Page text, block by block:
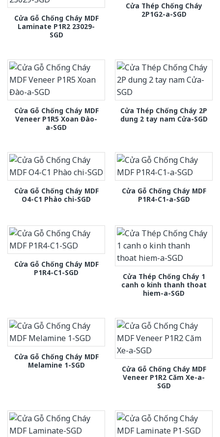
Cửa Gỗ Chống Cháy MDF
Laminate P1R2 23029-
SGD
Cửa Thép Chống Cháy
2P1G2-a-SGD
Cửa Gỗ Chống Cháy MDF
Veneer P1R5 Xoan Đào-
a-SGD
Cửa Thép Chống Cháy 2P
dung 2 tay nam Cửa-SGD
Cửa Gỗ Chống Cháy MDF
O4-C1 Phào chi-SGD
Cửa Gỗ Chống Cháy MDF
P1R4-C1-a-SGD
Cửa Gỗ Chống Cháy MDF
P1R4-C1-SGD
Cửa Thép Chống Cháy 1
canh o kinh thanh thoat
hiem-a-SGD
Cửa Gỗ Chống Cháy MDF
Melamine 1-SGD
Cửa Gỗ Chống Cháy MDF
Veneer P1R2 Căm Xe-a-
SGD